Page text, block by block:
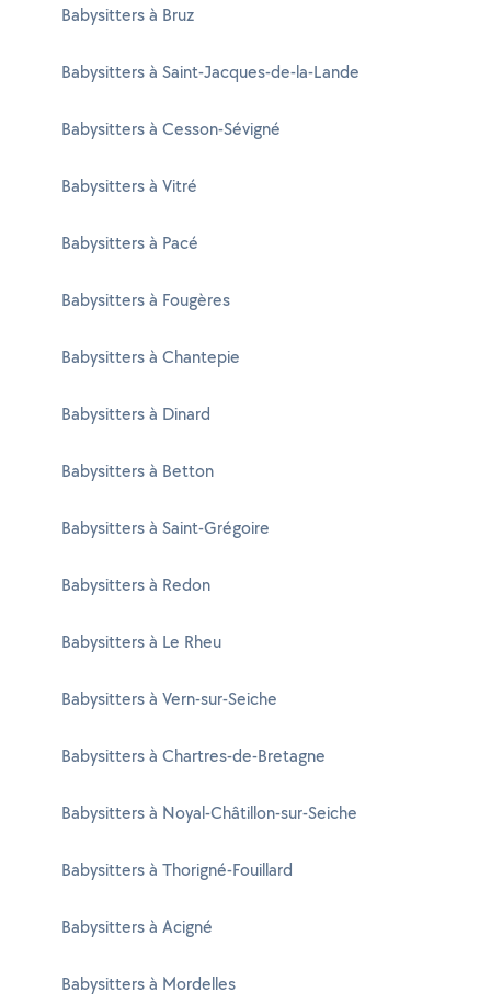
Babysitters à Bruz
Babysitters à Saint-Jacques-de-la-Lande
Babysitters à Cesson-Sévigné
Babysitters à Vitré
Babysitters à Pacé
Babysitters à Fougères
Babysitters à Chantepie
Babysitters à Dinard
Babysitters à Betton
Babysitters à Saint-Grégoire
Babysitters à Redon
Babysitters à Le Rheu
Babysitters à Vern-sur-Seiche
Babysitters à Chartres-de-Bretagne
Babysitters à Noyal-Châtillon-sur-Seiche
Babysitters à Thorigné-Fouillard
Babysitters à Acigné
Babysitters à Mordelles